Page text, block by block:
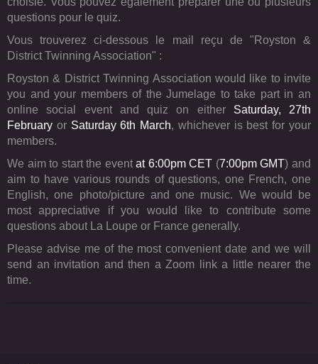
questions pour le quiz.
Vous trouverez ci-dessous le mail reçu de "Royston &
District Twinning Association" :
Royston & District Twinning Association would like to invite
you and your members of the Jumelage to take part in an
online social event and quiz on either Saturday, 27th
February or Saturday 6th March, whichever is best for your
members.
We aim to start the eventat 6:00pm CET (7:00pm GMT) and
aim to have various rounds of questions, one French, one
English, one photo/picture and one music. We would be
most appreciative if you would like to contribute some
questions about La Loupe or France generally.
Please advise me of the most convenient date and we will
send an invitation and then a Zoom link a little nearer the
time.